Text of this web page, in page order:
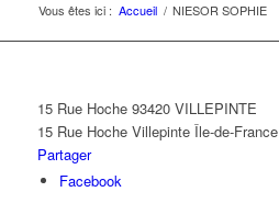
Vous êtes ici : Accueil / NIESOR SOPHIE
15 Rue Hoche 93420 VILLEPINTE
15 Rue Hoche Villepinte Île-de-France
Partager
Facebook